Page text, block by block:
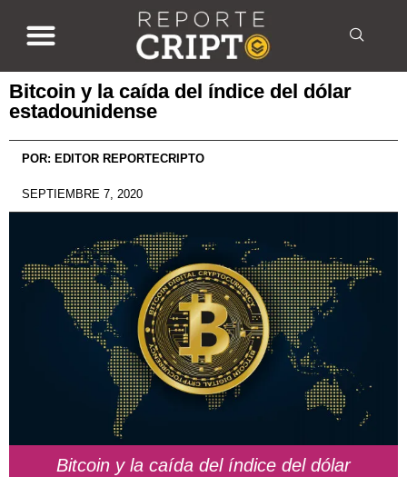
Bitcoin y la caída del índice del dólar
estadounidense
POR: EDITOR REPORTECRIPTO
SEPTIEMBRE 7, 2020
Bitcoin y la caída del índice del dólar